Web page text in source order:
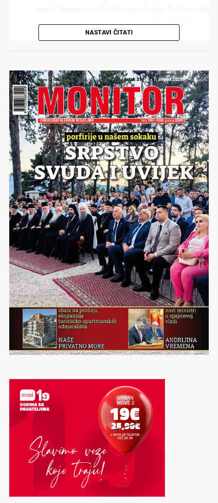
Jučer kad jeHaris Džinović,pjevač moje mladosti, i kava
u istom dom bifeu, pozvao puk na Jahorinu da se
su sječanja…Na čudesno doba, bajkovito. Ne zato što smo
bili četrdeset godina mlađi… Ne, već zbog toga što je
doba Četrnaestih zimskih olimpijskih igara bilo prije
svega vrijeme jakih ličnosti,kojih, nažalost niti u
Sarajevu, a bogme niti u drugim djelovima bivše nam
domovine sve teže i sve rjeđe nalazim..
Olimpijada je bila golemi ispit koji je polagalo Sarajevo,
koji je polagala Jugoslavija…Sa timom ozbiljnih osoba
kojih danas nema, sa istinskim državnikomBrankom
Mikulićem,ovaj generacijski projekat ne da je samo
uspio. Četrnaeste zimske olimpijske igre postale su
mjerilo uspješnosti u svijetu svjetskog olimpizma.
Jarko se sječam svakoga dana sarajevske olimpijade.
Sječam se šampionaJure Frankakome su Sarajlije
ispjevali pjesmu:”Eto Jureka sladjeg od bureka…”
Nevjerojatnu atmosferu koju obujmljuju Zetra i
Skenderija,olimpijske planine i borilišta, opći porast
umjetničkog života tih dana, razdraganih lica na ulicama
Šehera…Sve to je trajalo za vrijeme Četrnaestih
olimpijskih igara kao nestvarni san. Bajka, veličanstvena
bajka,šeherska.
svijeta, u mojim ušima odjekuju riječi predsjednika
Medjunarodnog olimpijskog komiteta sa spuštanja
zavjese na sve te bajkovite prizore:”…Hvala drago
Neka ove riječi dragog Huana Antonia Samarana budu
epilog ovom Periskopu
NASTAVI ČITATI